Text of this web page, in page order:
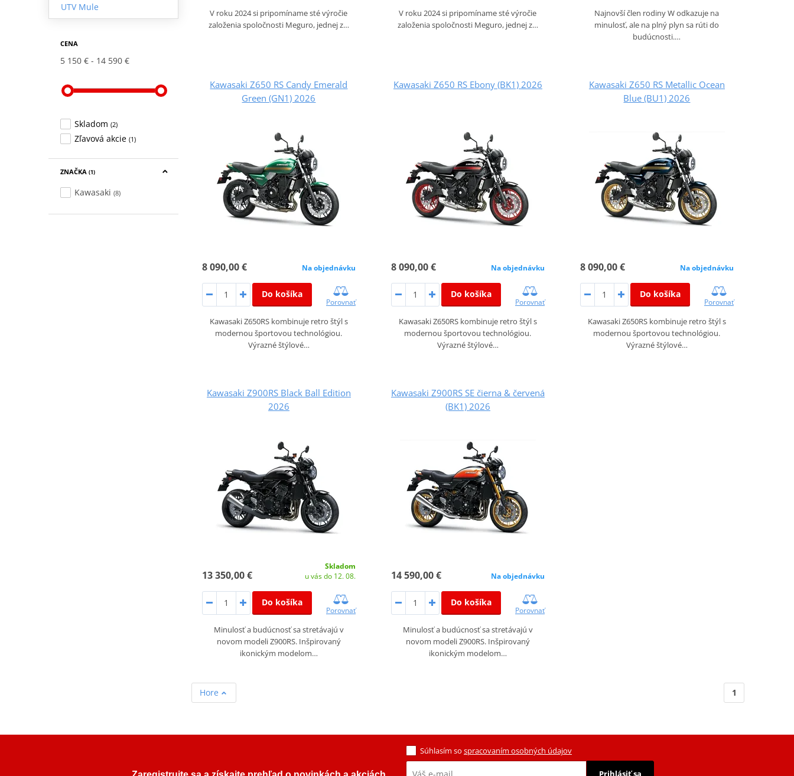
UTV Mule
CENA
5 150 € 14 590 €
Skladom (2)
Zľavová akcie (1)
ZNAČKA (1)
Kawasaki (8)
V roku 2024 si pripomíname sté výročie
založenia spoločnosti Meguro, jednej z…
V roku 2024 si pripomíname sté výročie
založenia spoločnosti Meguro, jednej z…
Najnovší člen rodiny W odkazuje na
minulosť, ale na plný plyn sa rúti do
budúcnosti.…
Kawasaki Z650 RS Candy Emerald
Green (GN1) 2026
8 090,00 € Na objednávku
Do košíka
Porovnať
Kawasaki Z650RS kombinuje retro štýl s
modernou športovou technológiou.
Výrazné štýlové…
Kawasaki Z650 RS Ebony (BK1) 2026
8 090,00 € Na objednávku
Do košíka
Porovnať
Kawasaki Z650RS kombinuje retro štýl s
modernou športovou technológiou.
Výrazné štýlové…
Kawasaki Z650 RS Metallic Ocean
Blue (BU1) 2026
8 090,00 € Na objednávku
Do košíka
Porovnať
Kawasaki Z650RS kombinuje retro štýl s
modernou športovou technológiou.
Výrazné štýlové…
Kawasaki Z900RS Black Ball Edition
2026
13 350,00 €
Skladom
u vás do 12. 08.
Do košíka
Porovnať
Minulosť a budúcnosť sa stretávajú v
novom modeli Z900RS. Inšpirovaný
ikonickým modelom…
Kawasaki Z900RS SE čierna & červená
(BK1) 2026
14 590,00 € Na objednávku
Do košíka
Porovnať
Minulosť a budúcnosť sa stretávajú v
novom modeli Z900RS. Inšpirovaný
ikonickým modelom…
1
Hore
Súhlasím so spracovaním osobných údajov
Prihlásiť sa